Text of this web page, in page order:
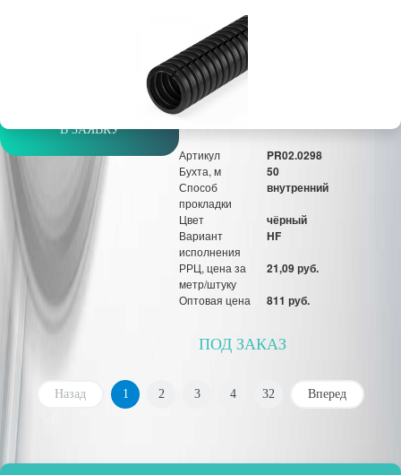
В ЗАЯВКУ
Артикул PR02.0298
Бухта, м 50
Способ
прокладки
внутренний
Цвет чёрный
Вариант
исполнения
HF
РРЦ, цена за
метр/штуку
21,09 руб.
Оптовая цена 811 руб.
ПОД ЗАКАЗ
Назад 1 2 3 4 32 Вперед